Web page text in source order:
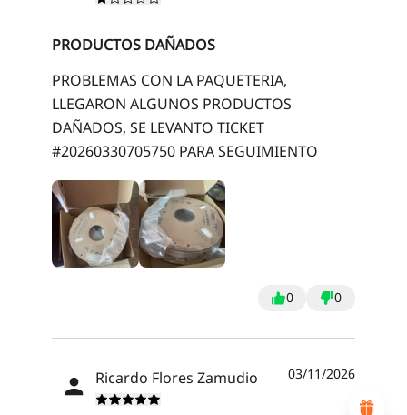
PRODUCTOS DAÑADOS
PROBLEMAS CON LA PAQUETERIA,
LLEGARON ALGUNOS PRODUCTOS
DAÑADOS, SE LEVANTO TICKET
#20260330705750 PARA SEGUIMIENTO
0 0
Ricardo Flores Zamudio 03/11/2026
*CALIFIQUE SU NIVEL DE SATISFACCIÓN CON ESTA
PÁGINA:
9 10
Recomendaciones de productos adecuadas
Navegación y categorías claras
Contenido abundante